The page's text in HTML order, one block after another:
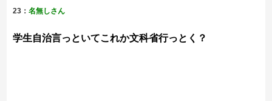
23：名無しさん
学生自治言っといてこれか文科省行っとく？